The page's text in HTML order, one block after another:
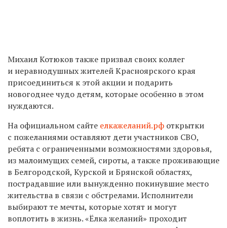
Михаил Котюков также призвал своих коллег
и неравнодушных жителей Красноярского края
присоединиться к этой акции и подарить
новогоднее чудо детям, которые особенно в этом
нуждаются.
На официальном сайте елкажеланий.рф открытки
с пожеланиями оставляют дети участников СВО,
ребята с ограниченными возможностями здоровья,
из малоимущих семей, сироты, а также проживающие
в Белгородской, Курской и Брянской областях,
пострадавшие или вынужденно покинувшие место
жительства в связи с обстрелами. Исполнители
выбирают те мечты, которые хотят и могут
воплотить в жизнь. «Ёлка желаний» проходит